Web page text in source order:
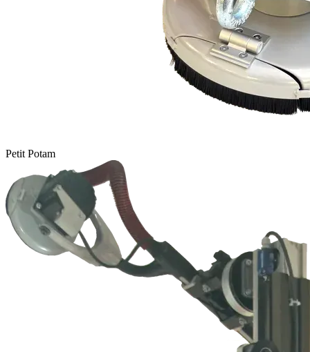
Petit Potam